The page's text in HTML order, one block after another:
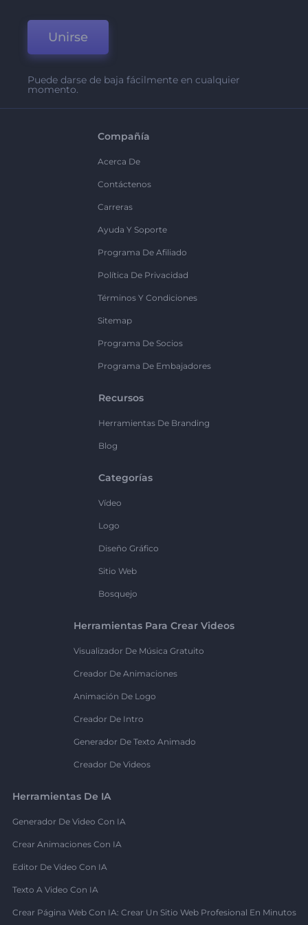
Unirse
Puede darse de baja fácilmente en cualquier
momento.
Compañía
Acerca De
Contáctenos
Carreras
Ayuda Y Soporte
Programa De Afiliado
Política De Privacidad
Términos Y Condiciones
Sitemap
Programa De Socios
Programa De Embajadores
Recursos
Herramientas De Branding
Blog
Categorías
Vídeo
Logo
Diseño Gráfico
Sitio Web
Bosquejo
Herramientas Para Crear Videos
Visualizador De Música Gratuito
Creador De Animaciones
Animación De Logo
Creador De Intro
Generador De Texto Animado
Creador De Videos
Herramientas De IA
Generador De Video Con IA
Crear Animaciones Con IA
Editor De Video Con IA
Texto A Video Con IA
Crear Página Web Con IA: Crear Un Sitio Web Profesional En Minutos